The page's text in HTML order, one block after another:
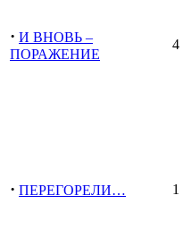
· И ВНОВЬ –
ПОРАЖЕНИЕ
4
· ПЕРЕГОРЕЛИ… 1